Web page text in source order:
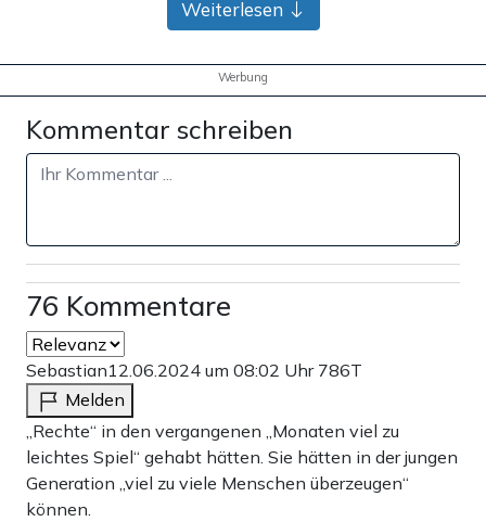
Weiterlesen
Werbung
Kommentar schreiben
76 Kommentare
Sebastian12.06.2024 um 08:02 Uhr 786T
Melden
„Rechte“ in den vergangenen „Monaten viel zu
leichtes Spiel“ gehabt hätten. Sie hätten in der jungen
Generation „viel zu viele Menschen überzeugen“
können.